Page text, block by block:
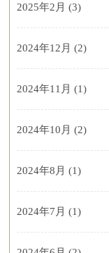
2025年2月 (3)
2024年12月 (2)
2024年11月 (1)
2024年10月 (2)
2024年8月 (1)
2024年7月 (1)